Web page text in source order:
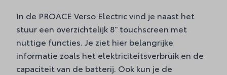
In de PROACE Verso Electric vind je naast het
stuur een overzichtelijk 8” touchscreen met
nuttige functies. Je ziet hier belangrijke
informatie zoals het elektriciteitsverbruik en de
capaciteit van de batterij. Ook kun je de